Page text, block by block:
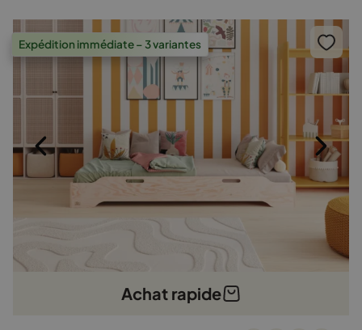
être
choisies
sur
Expédition immédiate – 3 variantes
Achat rapide